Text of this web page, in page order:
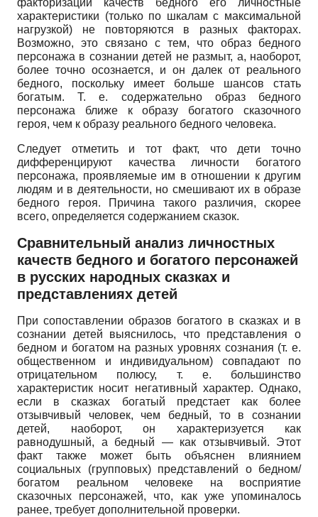
факторизации качеств бедного его личностные
характеристики (только по шкалам с максимальной
нагрузкой) не повторяются в разных факторах.
Возможно, это связано с тем, что образ бедного
персонажа в сознании детей не размыт, а, наоборот,
более точно осознается, и он далек от реального
бедного, поскольку имеет больше шансов стать
богатым. Т. е. содержательно образ бедного
персонажа ближе к образу богатого сказочного
героя, чем к образу реального бедного человека.
Следует отметить и тот факт, что дети точно
дифференцируют качества личности богатого
персонажа, проявляемые им в отношении к другим
людям и в деятельности, но смешивают их в образе
бедного героя. Причина такого различия, скорее
всего, определяется содержанием сказок.
Сравнительный анализ личностных
качеств бедного и богатого персонажей
в русских народных сказках и
представлениях детей
При сопоставлении образов богатого в сказках и в
сознании детей выяснилось, что представления о
бедном и богатом на разных уровнях сознания (т. е.
общественном и индивидуальном) совпадают по
отрицательном полюсу, т. е. большинство
характеристик носит негативный характер. Однако,
если в сказках богатый предстает как более
отзывчивый человек, чем бедный, то в сознании
детей, наоборот, он характеризуется как
равнодушный, а бедный — как отзывчивый. Этот
факт также может быть объяснен влиянием
социальных (групповых) представлений о бедном/
богатом реальном человеке на восприятие
сказочных персонажей, что, как уже упоминалось
ранее, требует дополнительной проверки.